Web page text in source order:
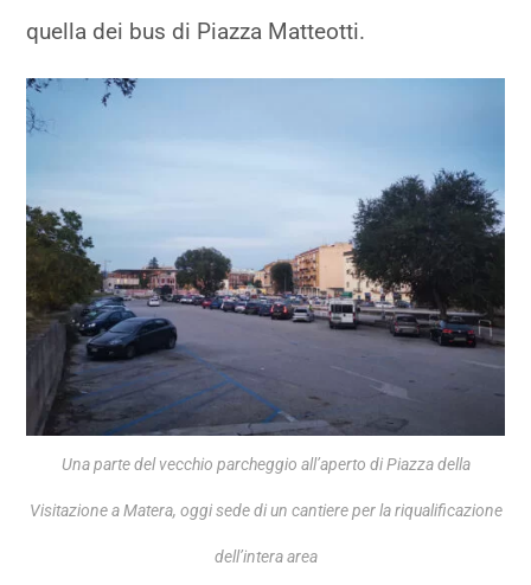
quella dei bus di Piazza Matteotti.
Una parte del vecchio parcheggio all’aperto di Piazza della
Visitazione a Matera, oggi sede di un cantiere per la riqualificazione
dell’intera area